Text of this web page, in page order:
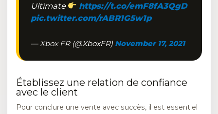
Ultimate
https://t.co/emF8fA3QgD
pic.twitter.com/rABR1G5w1p
— Xbox FR (@XboxFR) November 17, 2021
Établissez une relation de confiance
avec le client
Pour conclure une vente avec succès, il est essentiel